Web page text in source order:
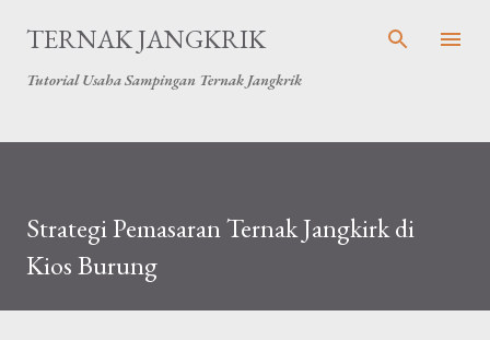
Skip to main content
TERNAK JANGKRIK
Tutorial Usaha Sampingan Ternak Jangkrik
Strategi Pemasaran Ternak Jangkirk di
Kios Burung